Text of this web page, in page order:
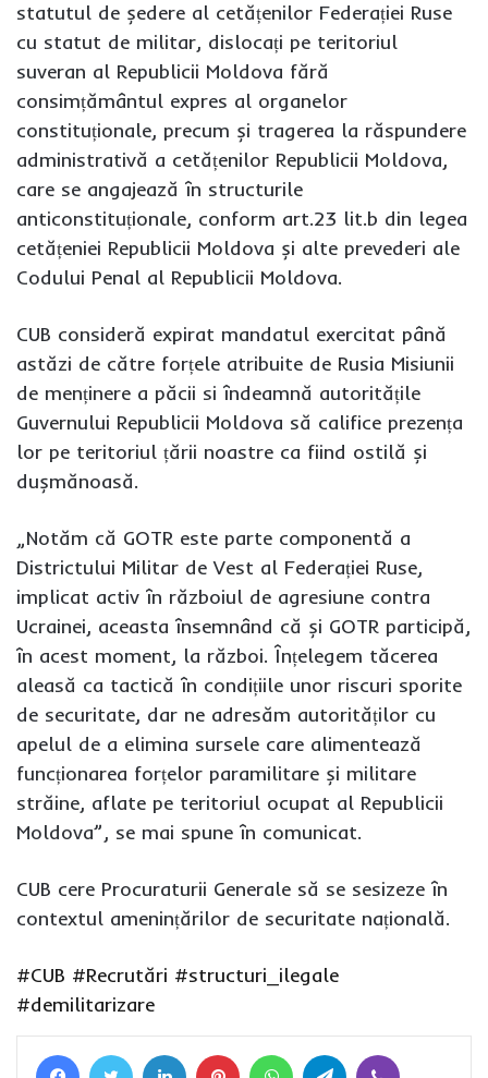
statutul de ședere al cetățenilor Federației Ruse
cu statut de militar, dislocați pe teritoriul
suveran al Republicii Moldova fără
consimțământul expres al organelor
constituționale, precum și tragerea la răspundere
administrativă a cetățenilor Republicii Moldova,
care se angajează în structurile
anticonstituționale, conform art.23 lit.b din legea
cetățeniei Republicii Moldova și alte prevederi ale
Codului Penal al Republicii Moldova.
CUB consideră expirat mandatul exercitat până
astăzi de către forțele atribuite de Rusia Misiunii
de menținere a păcii si îndeamnă autoritățile
Guvernului Republicii Moldova să califice prezența
lor pe teritoriul țării noastre ca fiind ostilă și
dușmănoasă.
„Notăm că GOTR este parte componentă a
Districtului Militar de Vest al Federației Ruse,
implicat activ în războiul de agresiune contra
Ucrainei, aceasta însemnând că și GOTR participă,
în acest moment, la război. Înțelegem tăcerea
aleasă ca tactică în condițiile unor riscuri sporite
de securitate, dar ne adresăm autorităților cu
apelul de a elimina sursele care alimentează
funcționarea forțelor paramilitare și militare
străine, aflate pe teritoriul ocupat al Republicii
Moldova”, se mai spune în comunicat.
CUB cere Procuraturii Generale să se sesizeze în
contextul amenințărilor de securitate națională.
#CUB #Recrutări #structuri_ilegale
#demilitarizare
FacebookTwitter LinkedIn Pinterest WhatsAppTelegram